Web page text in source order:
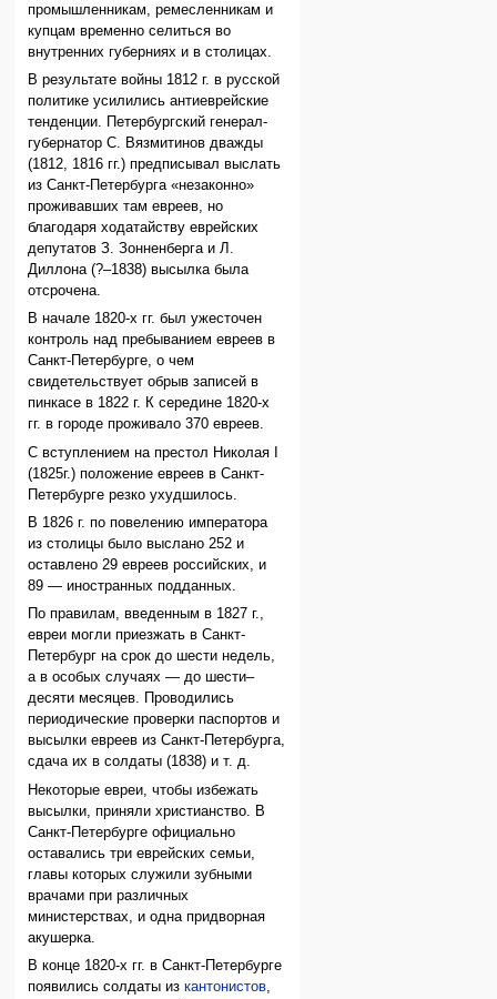
промышленникам, ремесленникам и
купцам временно селиться во
внутренних губерниях и в столицах.
В результате войны 1812 г. в русской
политике усилились антиеврейские
тенденции. Петербургский генерал-
губернатор С. Вязмитинов дважды
(1812, 1816 гг.) предписывал выслать
из Санкт-Петербурга «незаконно»
проживавших там евреев, но
благодаря ходатайству еврейских
депутатов З. Зонненберга и Л.
Диллона (?–1838) высылка была
отсрочена.
В начале 1820-х гг. был ужесточен
контроль над пребыванием евреев в
Санкт-Петербурге, о чем
свидетельствует обрыв записей в
пинкасе в 1822 г. К середине 1820-х
гг. в городе проживало 370 евреев.
С вступлением на престол Николая I
(1825г.) положение евреев в Санкт-
Петербурге резко ухудшилось.
В 1826 г. по повелению императора
из столицы было выслано 252 и
оставлено 29 евреев российских, и
89 — иностранных подданных.
По правилам, введенным в 1827 г.,
евреи могли приезжать в Санкт-
Петербург на срок до шести недель,
а в особых случаях — до шести–
десяти месяцев. Проводились
периодические проверки паспортов и
высылки евреев из Санкт-Петербурга,
сдача их в солдаты (1838) и т. д.
Некоторые евреи, чтобы избежать
высылки, приняли христианство. В
Санкт-Петербурге официально
оставались три еврейских семьи,
главы которых служили зубными
врачами при различных
министерствах, и одна придворная
акушерка.
В конце 1820-х гг. в Санкт-Петербурге
появились солдаты изкантонистов,